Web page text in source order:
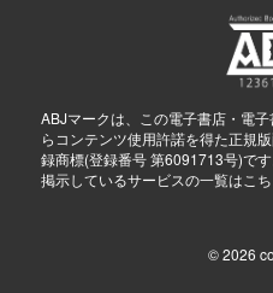
ABJマークは、この電子書店・電
らコンテンツ使用許諾を得た正規
録商標(登録番号 第6091713号)で
掲示しているサービスの一覧はこち
© 2026